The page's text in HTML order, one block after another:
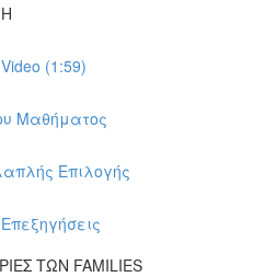
(1:59)
Μαθήματος
Επιλογής
ΤΩΝ FAMILIES